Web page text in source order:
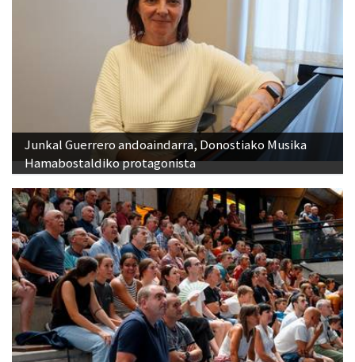
Junkal Guerrero andoaindarra, Donostiako Musika
Hamabostaldiko protagonista